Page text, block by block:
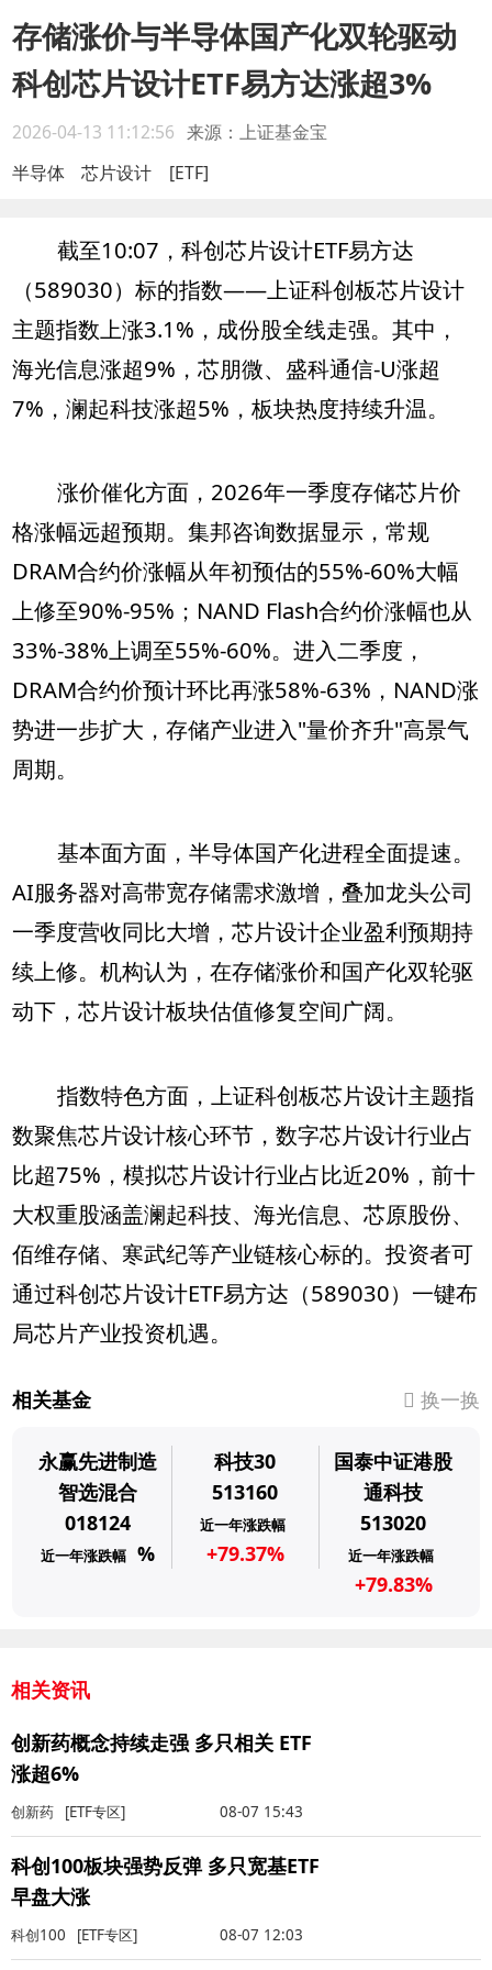
存储涨价与半导体国产化双轮驱动
科创芯片设计ETF易方达涨超3%
2026-04-13 11:12:56 来源：上证基金宝
半导体
芯片设计 [ETF]
截至10:07，科创芯片设计ETF易方达
（589030）标的指数——上证科创板芯片设计
主题指数上涨3.1%，成份股全线走强。其中，
海光信息涨超9%，芯朋微、盛科通信-U涨超
7%，澜起科技涨超5%，板块热度持续升温。
涨价催化方面，2026年一季度存储芯片价
格涨幅远超预期。集邦咨询数据显示，常规
DRAM合约价涨幅从年初预估的55%-60%大幅
上修至90%-95%；NAND Flash合约价涨幅也从
33%-38%上调至55%-60%。进入二季度，
DRAM合约价预计环比再涨58%-63%，NAND涨
势进一步扩大，存储产业进入"量价齐升"高景气
周期。
基本面方面，半导体国产化进程全面提速。
AI服务器对高带宽存储需求激增，叠加龙头公司
一季度营收同比大增，芯片设计企业盈利预期持
续上修。机构认为，在存储涨价和国产化双轮驱
动下，芯片设计板块估值修复空间广阔。
指数特色方面，上证科创板芯片设计主题指
数聚焦芯片设计核心环节，数字芯片设计行业占
比超75%，模拟芯片设计行业占比近20%，前十
大权重股涵盖澜起科技、海光信息、芯原股份、
佰维存储、寒武纪等产业链核心标的。投资者可
通过科创芯片设计ETF易方达（589030）一键布
局芯片产业投资机遇。
相关基金 换一换
永赢先进制造
智选混合
018124
近一年涨跌幅 %
科技30
513160
近一年涨跌幅
+79.37%
国泰中证港股
通科技
513020
近一年涨跌幅
+79.83%
相关资讯
创新药概念持续走强 多只相关 ETF
涨超6%
创新药 [ETF专区] 08-07 15:43
科创100板块强势反弹 多只宽基ETF
早盘大涨
科创100 [ETF专区] 08-07 12:03